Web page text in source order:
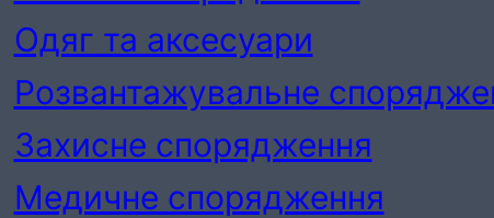
Одяг та аксесуари
Розвантажувальне
Захисне спорядження
Медичне спорядження